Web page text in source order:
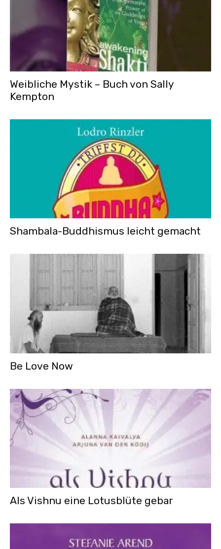
Weibliche Mystik – Buch von Sally
Kempton
Shambala-Buddhismus leicht gemacht
Be Love Now
Als Vishnu eine Lotusblüte gebar